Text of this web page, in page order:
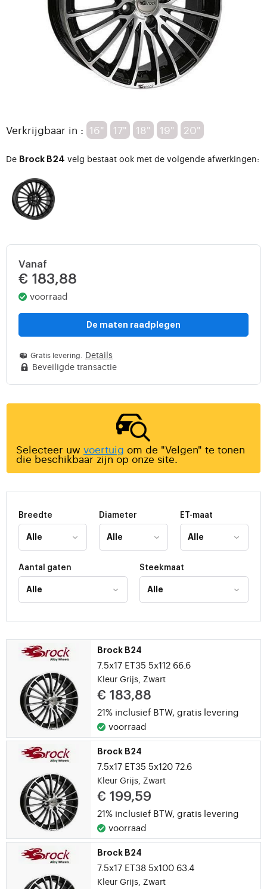
Verkrijgbaar in : 16" 17" 18" 19" 20"
De Brock B24 velg bestaat ook met de volgende afwerkingen:
Vanaf
€ 183,88
voorraad
De maten raadplegen
Gratis levering.
Details
Beveiligde transactie
Selecteer uw voertuig om de "Velgen" te tonen
die beschikbaar zijn op onze site.
Breedte Diameter ET-maat
Aantal gaten Steekmaat
Brock B24
7.5x17 ET35 5x112 66.6
Kleur Grijs, Zwart
€ 183,88
21% inclusief BTW, gratis levering
voorraad
Brock B24
7.5x17 ET35 5x120 72.6
Kleur Grijs, Zwart
€ 199,59
21% inclusief BTW, gratis levering
voorraad
Brock B24
7.5x17 ET38 5x100 63.4
Kleur Grijs, Zwart